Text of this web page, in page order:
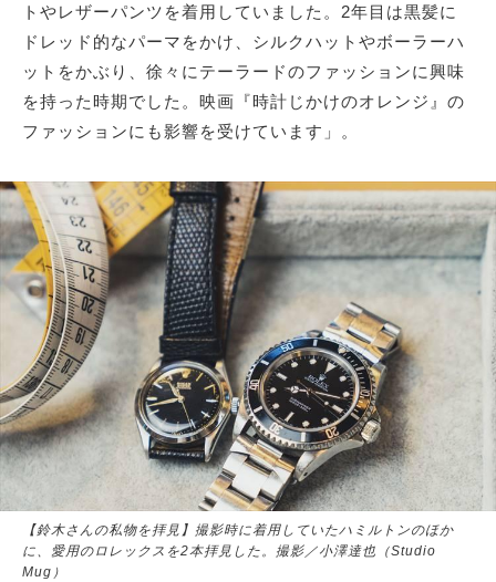
トやレザーパンツを着用していました。2年目は黒髪に
ドレッド的なパーマをかけ、シルクハットやボーラーハ
ットをかぶり、徐々にテーラードのファッションに興味
を持った時期でした。映画『時計じかけのオレンジ』の
ファッションにも影響を受けています」。
【鈴木さんの私物を拝見】撮影時に着用していたハミルトンのほか
に、愛用のロレックスを2本拝見した。撮影／小澤達也（Studio
Mug）